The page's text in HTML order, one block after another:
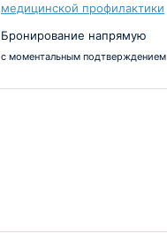
медицинской профилактики
Бронирование напрямую
с моментальным подтверждением